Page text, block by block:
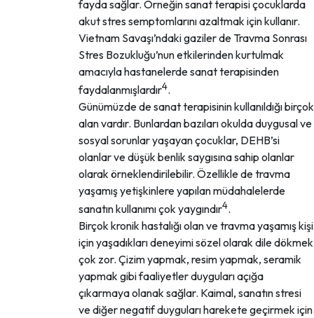
fayda sağlar. Örneğin sanat terapisi çocuklarda
akut stres semptomlarını azaltmak için kullanır.
Vietnam Savaşı’ndaki gaziler de Travma Sonrası
Stres Bozukluğu’nun etkilerinden kurtulmak
amacıyla hastanelerde sanat terapisinden
faydalanmışlardır4.
Günümüzde de sanat terapisinin kullanıldığı birçok
alan vardır. Bunlardan bazıları okulda duygusal ve
sosyal sorunlar yaşayan çocuklar, DEHB’si
olanlar ve düşük benlik saygısına sahip olanlar
olarak örneklendirilebilir. Özellikle de travma
yaşamış yetişkinlere yapılan müdahalelerde
sanatın kullanımı çok yaygındır4.
Birçok kronik hastalığı olan ve travma yaşamış kişi
için yaşadıkları deneyimi sözel olarak dile dökmek
çok zor. Çizim yapmak, resim yapmak, seramik
yapmak gibi faaliyetler duyguları açığa
çıkarmaya olanak sağlar. Kaimal, sanatın stresi
ve diğer negatif duyguları harekete geçirmek için